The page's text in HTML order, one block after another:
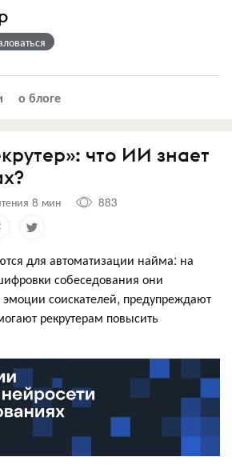
о блоге
что ИИ знает
8 мин
883
для автоматизации найма: на
собеседования они
соискателей, предупреждают
рекрутерам повысить